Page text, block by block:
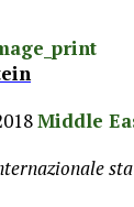
Middle